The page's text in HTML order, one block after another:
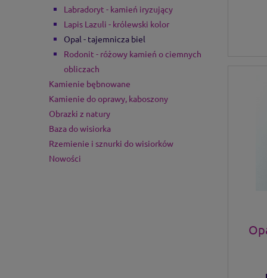
Labradoryt - kamień iryzujący
Lapis Lazuli - królewski kolor
Opal - tajemnicza biel
Rodonit - różowy kamień o ciemnych
obliczach
Kamienie bębnowane
Kamienie do oprawy, kaboszony
Obrazki z natury
Baza do wisiorka
Rzemienie i sznurki do wisiorków
Nowości